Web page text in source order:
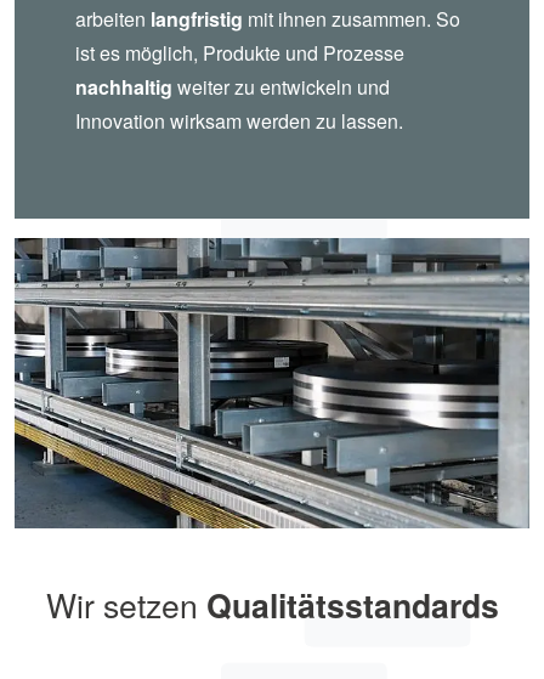
arbeiten langfristig mit ihnen zusammen. So
ist es möglich, Produkte und Prozesse
nachhaltig weiter zu entwickeln und
Innovation wirksam werden zu lassen.
Wir setzen Qualitätsstandards